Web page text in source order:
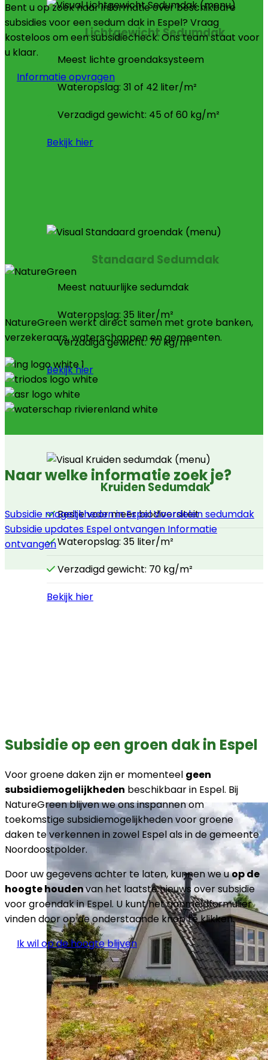
Lichtgewicht Sedumdak
Meest lichte groendaksysteem
Wateropslag: 31 of 42 liter/m²
Verzadigd gewicht: 45 of 60 kg/m²
Bekijk hier
Standaard Sedumdak
Meest natuurlijke sedumdak
Wateropslag: 35 liter/m²
Verzadigd gewicht: 70 kg/m²
Bekijk hier
Kruiden Sedumdak
Beste voor meer biodiversiteit
Wateropslag: 35 liter/m²
Verzadigd gewicht: 70 kg/m²
Bekijk hier
Bent u op zoek naar informatie over beschikbare
subsidies voor een sedum dak in Espel? Vraag
kosteloos om een subsidiecheck. Ons team staat voor
u klaar.
Informatie opvragen
NatureGreen werkt direct samen met grote banken,
verzekeraars, waterschappen en gemeenten.
Naar welke informatie zoek je?
Subsidie mogelijkheden in EspelVoordelen sedumdak
Subsidie updates Espel ontvangen Informatie
ontvangen
Subsidie op een groen dak in Espel
Voor groene daken zijn er momenteel geen
subsidiemogelijkheden beschikbaar in Espel. Bij
NatureGreen blijven we ons inspannen om
toekomstige subsidiemogelijkheden voor groene
daken te verkennen in zowel Espel als in de gemeente
Noordoostpolder.
Door uw gegevens achter te laten, kunnen we uop de
hoogte houdenvan het laatste nieuws over subsidie
voor groendak in Espel. U kunt het aanmeldformulier
vinden door op de onderstaande knop te klikken.
Ik wil op de hoogte blijven